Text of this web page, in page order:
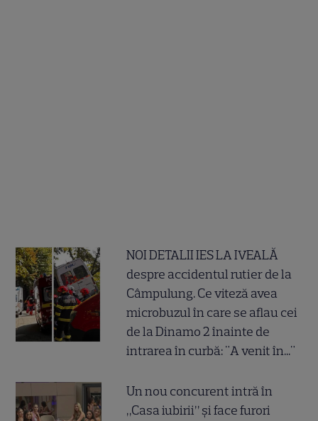
NOI DETALII IES LA IVEALĂ
despre accidentul rutier de la
Câmpulung. Ce viteză avea
microbuzul în care se aflau cei
de la Dinamo 2 înainte de
intrarea în curbă: "A venit în..."
Un nou concurent intră în
„Casa iubirii” și face furori